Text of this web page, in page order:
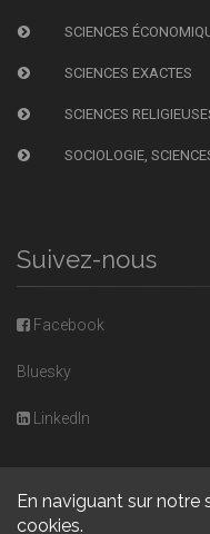
En naviguant sur
cookies.
SCIENCES
SCIENCES EXACTES
SCIENCES
SOCIOLOGIE,
Suivez-nous
Facebook
Bluesky
LinkedIn